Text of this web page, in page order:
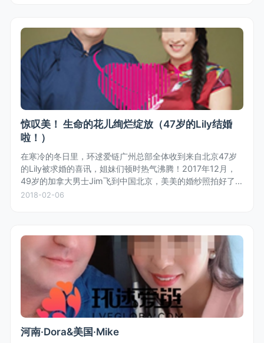
惊叹美！ 生命的花儿绚烂绽放（47岁的Lily结婚
啦！）
在寒冷的冬日里，环逑爱链广州总部全体收到来自北京47岁
的Lily被求婚的喜讯，姐妹们顿时热气沸腾！2017年12月，
49岁的加拿大男士Jim飞到中国北京，美美的婚纱照拍好了，
浓浓的中国风情是Jim特别喜欢的！Jim与Lily二人在亲戚朋友
2018-02-06
河南·Dora&美国·Mike